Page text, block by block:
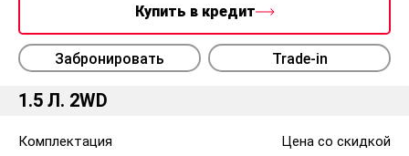
Купить в кредит
Забронировать Trade-in
1.5 Л. 2WD
Комплектация Цена со скидкой